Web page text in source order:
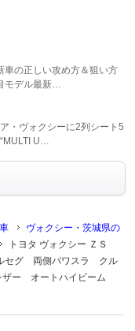
車の正しい攻め方＆狙い方
モデル最新…
・ヴォクシーに2列シート5
U…
ヴォクシー・茨城県の
トヨタ ヴォクシー ＺＳ
セグ 両側パワスラ クル
ー オートハイビーム